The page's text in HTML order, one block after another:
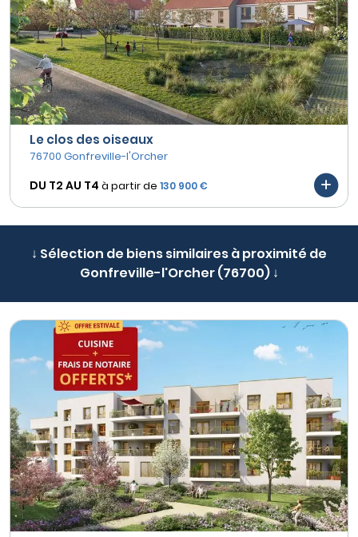
Le clos des oiseaux
76700 Gonfreville-l'Orcher
DU T2 AU T4 à partir de 130 900 €
↓ Sélection de biens similaires à proximité de
Gonfreville-l'Orcher (76700) ↓